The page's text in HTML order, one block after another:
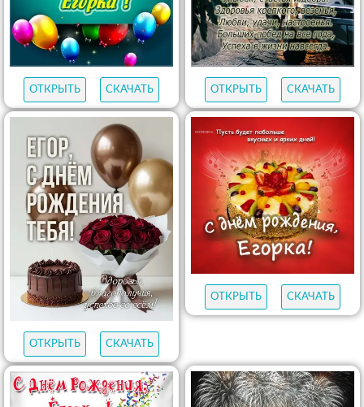
ОТКРЫТЬ СКАЧАТЬ ОТКРЫТЬ СКАЧАТЬ
ОТКРЫТЬ СКАЧАТЬ
ОТКРЫТЬ СКАЧАТЬ